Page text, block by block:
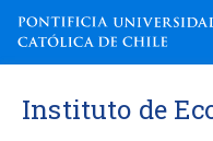
Instituto de